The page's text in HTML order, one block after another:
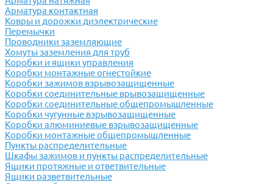
Арматура контактная
Ковры и дорожки диэлектрические
Перемычки
Проводники заземляющие
Хомуты заземления для труб
Коробки и ящики управления
Коробки монтажные огнестойкие
Коробки зажимов взрывозащищенные
Коробки соединительные врывозащищенные
Коробки соединительные общепромышленные
Коробки чугунные взрывозащищенные
Коробки алюминиевые взрывозащищенные
Коробки монтажные общепромышленные
Пункты распределительные
Шкафы зажимов и пункты распределительные
Ящики протяжные и ответвительные
Ящики разветвительные